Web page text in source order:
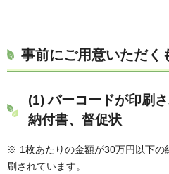
事前にご用意いただく
(1) バーコードが印刷
納付書、督促状
※ 1枚あたりの金額が30万円以下の
刷されています。